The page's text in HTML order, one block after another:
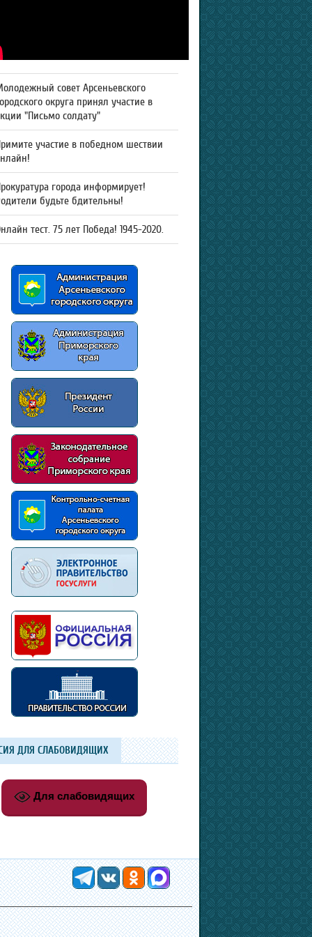
совет Арсеньевского
округа принял участие в
"Письмо солдату"
участие в победном шествии
города информирует!
будьте бдительны!
тест. 75 лет Победа! 1945-2020.
ДЛЯ СЛАБОВИДЯЩИХ
Для слабовидящих